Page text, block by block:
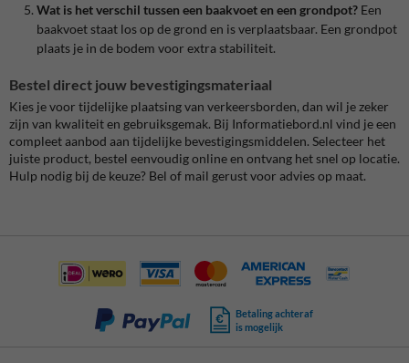
Wat is het verschil tussen een baakvoet en een grondpot? Een
baakvoet staat los op de grond en is verplaatsbaar. Een grondpot
plaats je in de bodem voor extra stabiliteit.
Bestel direct jouw bevestigingsmateriaal
Kies je voor tijdelijke plaatsing van verkeersborden, dan wil je zeker
zijn van kwaliteit en gebruiksgemak. Bij Informatiebord.nl vind je een
compleet aanbod aan tijdelijke bevestigingsmiddelen. Selecteer het
juiste product, bestel eenvoudig online en ontvang het snel op locatie.
Hulp nodig bij de keuze? Bel of mail gerust voor advies op maat.
Betaling achteraf
is mogelijk